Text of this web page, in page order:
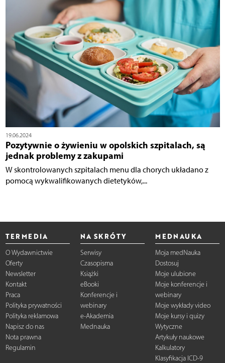
19.06.2024
Pozytywnie o żywieniu w opolskich szpitalach, są
jednak problemy z zakupami
W skontrolowanych szpitalach menu dla chorych układano z
pomocą wykwalifikowanych dietetyków,...
TERMEDIA
O Wydawnictwie
Oferty
Newsletter
Kontakt
Praca
Polityka prywatności
Polityka reklamowa
Napisz do nas
Nota prawna
Regulamin
NA SKRÓTY
Serwisy
Czasopisma
Książki
eBooki
Konferencje i
webinary
e-Akademia
Mednauka
MEDNAUKA
Moja medNauka
Dostosuj
Moje ulubione
Moje konferencje i
webinary
Moje wykłady video
Moje kursy i quizy
Wytyczne
Artykuły naukowe
Kalkulatory
Klasyfikacja ICD-9